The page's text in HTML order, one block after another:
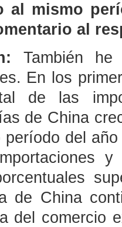
al mismo
al
También
En los
de las
de China
período del
de China
del comercio